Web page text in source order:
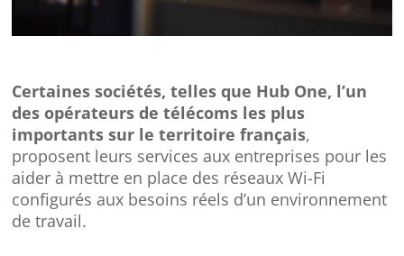
Certaines sociétés, telles que Hub One, l’un
des opérateurs de télécoms les plus
importants sur le territoire français,
proposent leurs services aux entreprises pour les
aider à mettre en place des réseaux Wi-Fi
configurés aux besoins réels d’un environnement
de travail.